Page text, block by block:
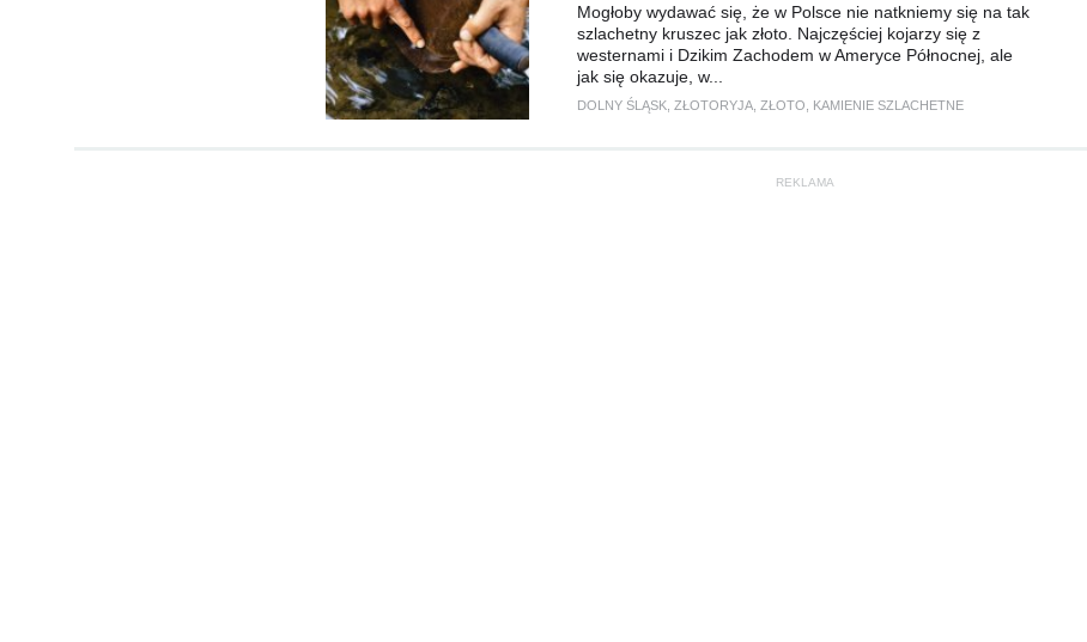
Mogłoby wydawać się, że w Polsce nie natkniemy się na tak
szlachetny kruszec jak złoto. Najczęściej kojarzy się z
westernami i Dzikim Zachodem w Ameryce Północnej, ale
jak się okazuje, w...
DOLNY ŚLĄSK ZŁOTORYJA ZŁOTO KAMIENIE SZLACHETNE
REKLAMA